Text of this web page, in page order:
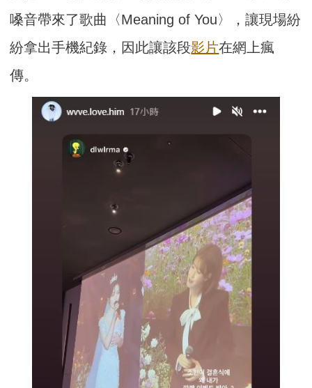
嗓音帶來了歌曲〈Meaning of You〉，讓現場紛
紛拿出手機紀錄，因此讓該段影片在網上瘋
傳。